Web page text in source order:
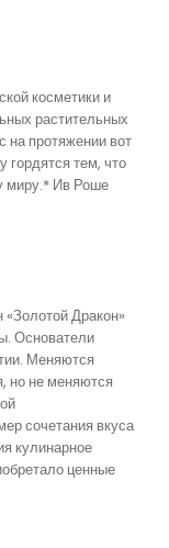
косметики и
растительных
на протяжении вот
гордятся тем, что
миру.* Ив Роше
Дракон»
Основатели
Меняются
но не меняются
сочетания вкуса
кулинарное
ценные